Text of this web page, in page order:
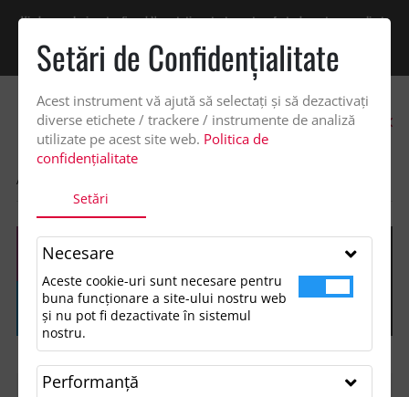
Vindem exclusiv catre firme! Ne puteti contacta pentru oferta de pret personalizata
discount suplimentar de 2% -Cumpără acum!
ACASA
Setări de Confidenţialitate
Acest instrument vă ajută să selectați și să dezactivați
diverse etichete / trackere / instrumente de analiză
utilizate pe acest site web. Politica de
confidențialitate
Setări
Necesare
Aceste cookie-uri sunt necesare pentru
buna funcționare a site-ului nostru web
și nu pot fi dezactivate în sistemul
nostru.
Performanţă